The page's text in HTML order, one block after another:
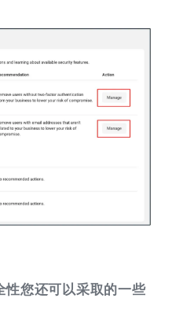
性您还可以采取的一些